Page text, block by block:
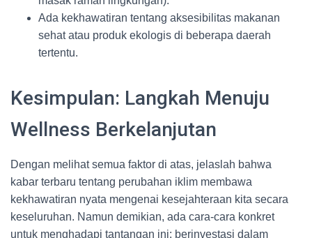
Ada kekhawatiran tentang aksesibilitas makanan
sehat atau produk ekologis di beberapa daerah
tertentu.
Kesimpulan: Langkah Menuju
Wellness Berkelanjutan
Dengan melihat semua faktor di atas, jelaslah bahwa
kabar terbaru tentang perubahan iklim membawa
kekhawatiran nyata mengenai kesejahteraan kita secara
keseluruhan. Namun demikian, ada cara-cara konkret
untuk menghadapi tantangan ini: berinvestasi dalam